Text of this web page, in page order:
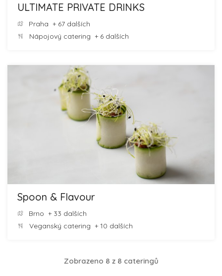
ULTIMATE PRIVATE DRINKS
Praha + 67 dalších
Nápojový catering + 6 dalších
Spoon & Flavour
Brno + 33 dalších
Veganský catering + 10 dalších
Zobrazeno 8 z 8 cateringů